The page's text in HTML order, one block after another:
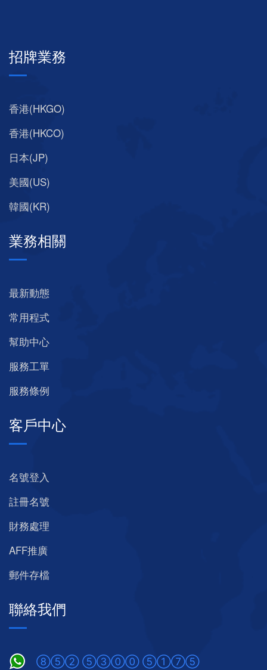
招牌業務
香港(HKGO)
香港(HKCO)
日本(JP)
美國(US)
韓國(KR)
業務相關
最新動態
常用程式
幫助中心
服務工單
服務條例
客戶中心
名號登入
註冊名號
財務處理
AFF推廣
郵件存檔
聯絡我們
⑧⑤② ⑤③⓪⓪ ⑤①⑦⑤